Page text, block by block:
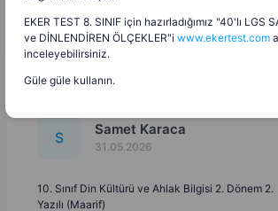
S Samet Karaca
31.05.2026
10. Sınıf Din Kültürü ve Ahlak Bilgisi 2. Dönem 2.
Yazılı (Maarif)
EKER TEST 8. SINIF için hazırladığımız "40'lı LGS
ve DİNLENDİREN ÖLÇEKLER"i www.ekertest.com
inceleyebilirsiniz.
Güle güle kullanın.